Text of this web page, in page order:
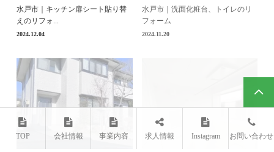
水戸市｜キッチン扉シート貼り替
えのリフォ...
2024.12.04
水戸市｜洗面化粧台、トイレのリ
フォーム
2024.11.20
TOP 会社情報 事業内容 求人情報 Instagram お問い合わせ